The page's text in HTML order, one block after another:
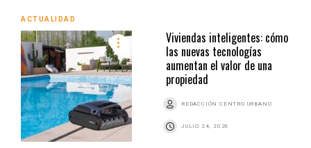
ACTUALIDAD
Viviendas inteligentes: cómo
las nuevas tecnologías
aumentan el valor de una
propiedad
REDACCIÓN CENTRO URBANO
JULIO 24, 2026